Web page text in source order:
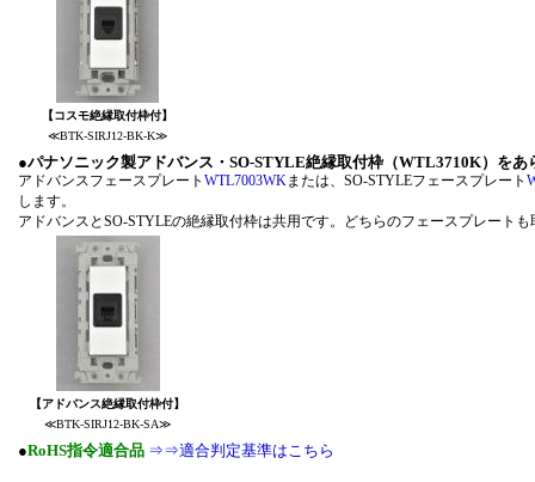
【コスモ絶縁取付枠付】
≪BTK-SIRJ12-BK-K≫
●パナソニック製アドバンス・SO-STYLE絶縁取付枠（WTL3710K）を
アドバンスフェースプレート WTL7003WK または、SO-STYLEフェースプレート
します。
アドバンスとSO-STYLEの絶縁取付枠は共用です。どちらのフェースプ
【アドバンス絶縁取付枠付】
≪BTK-SIRJ12-BK-SA≫
●RoHS指令適合品 ⇒⇒適合判定基準はこちら